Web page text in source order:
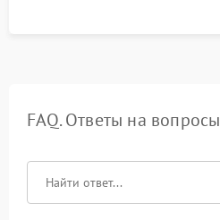
FAQ. Ответы на вопросы